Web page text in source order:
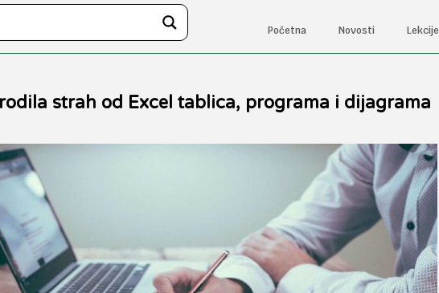
Početna Novosti Lekcije
strah od Excel tablica, programa i dijagrama